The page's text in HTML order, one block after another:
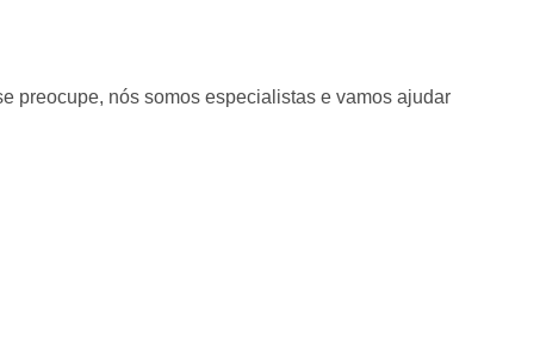
preocupe, nós somos especialistas e vamos ajudar